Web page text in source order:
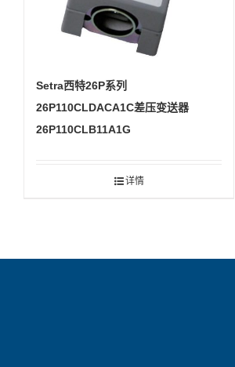
Setra西特26P系列
26P110CLDACA1C差压变送器
26P110CLB11A1G
详情